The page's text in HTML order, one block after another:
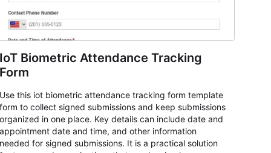
IoT Biometric Attendance Tracking
Form
Use this iot biometric attendance tracking form template
form to collect signed submissions and keep submissions
organized in one place. Key details can include date and
appointment date and time, and other information
needed for signed submissions. It is a practical solution